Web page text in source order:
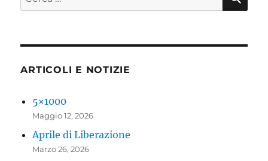
ARTICOLI E NOTIZIE
5×1000
Maggio 12, 2026
Aprile di Liberazione
Marzo 26, 2026